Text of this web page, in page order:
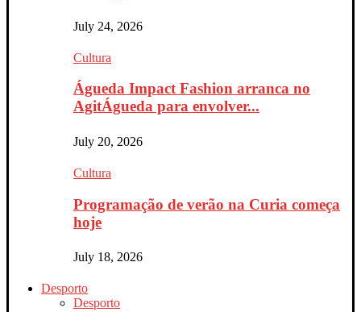
July 24, 2026
Cultura
Águeda Impact Fashion arranca no
AgitÁgueda para envolver...
July 20, 2026
Cultura
Programação de verão na Curia começa
hoje
July 18, 2026
Desporto
Desporto